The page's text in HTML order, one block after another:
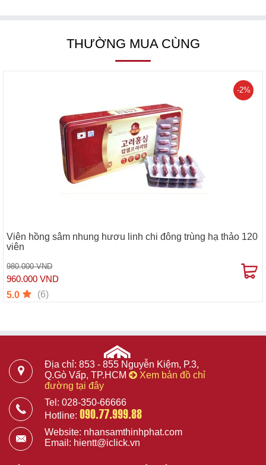
THƯỜNG MUA CÙNG
Viên hồng sâm nhung hươu linh chi đông trùng hạ thảo 120
viên
980.000 VND
960.000 VND
-2%
5.0 (6)
Địa chỉ: 853 - 855 Nguyễn Kiệm, P.3,
Q.Gò Vấp, TP.HCM
Xem bản đồ chỉ
đường tại đây
Tel: 028-350-66666
Hotline: 090.77.999.88
Website: nhansamthinhphat.com
Email: hientt@iclick.vn